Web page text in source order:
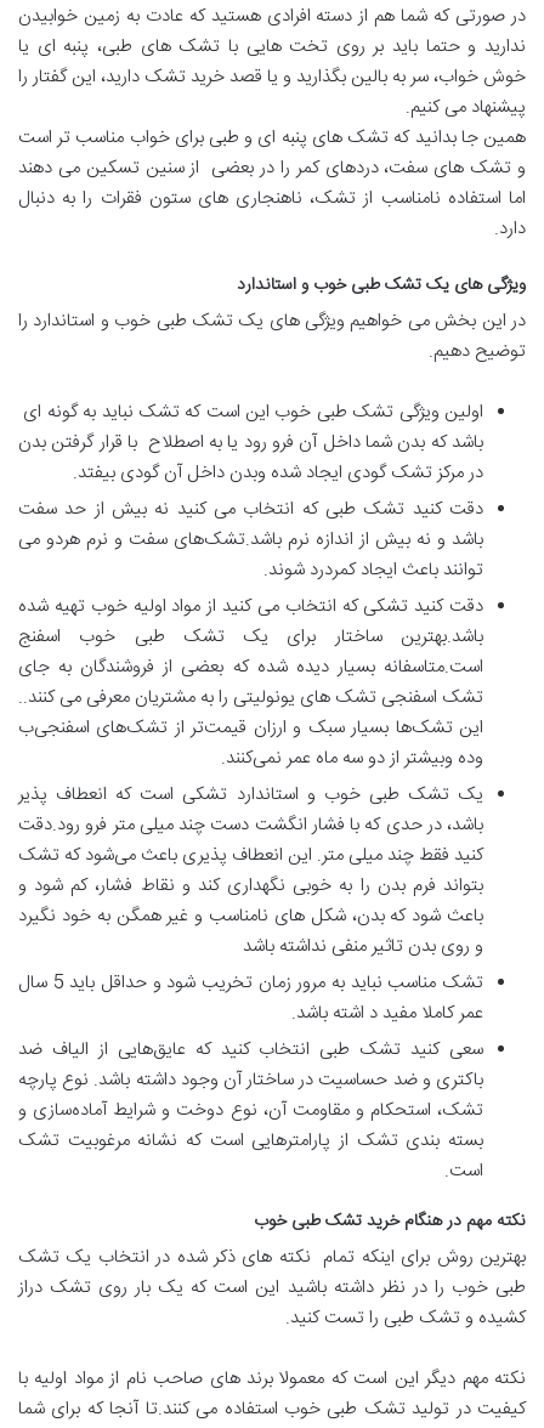
در صورتی که شما هم از دسته افرادی هستید که عادت به زمین خوابیدن
ندارید و حتما باید بر روی تخت هایی با تشک های طبی، پنبه ای یا
خوش خواب، سر به بالین بگذارید و یا قصد خرید تشک دارید، این گفتار را
پیشنهاد می کنیم.
همین جا بدانید که تشک های پنبه ای و طبی برای خواب مناسب تر است
و تشک های سفت، دردهای کمر را در بعضی از سنین تسکین می دهند
اما استفاده نامناسب از تشک، ناهنجاری های ستون فقرات را به دنبال
دارد.
ویژگی های یک تشک طبی خوب و استاندارد
در این بخش می خواهیم ویژگی های یک تشک طبی خوب و استاندارد را
توضیح دهیم.
اولین ویژگی تشک طبی خوب این است که تشک نباید به گونه ای
باشد که بدن شما داخل آن فرو رود یا به اصطلاح با قرار گرفتن بدن
در مرکز تشک گودی ایجاد شده وبدن داخل آن گودی بیفتد.
دقت کنید تشک طبی که انتخاب می کنید نه بیش از حد سفت
باشد و نه بیش از اندازه نرم باشد.تشک‌های سفت و نرم هردو می
توانند باعث ایجاد کمردرد شوند.
دقت کنید تشکی که انتخاب می کنید از مواد اولیه خوب تهیه شده
باشد.بهترین ساختار برای یک تشک طبی خوب اسفنج
است.متاسفانه بسیار دیده شده که بعضی از فروشندگان به جای
تشک اسفنجی تشک های یونولیتی را به مشتریان معرفی می کنند..
این تشک‌ها بسیار سبک و ارزان قیمت‌تر از تشک‌های اسفنجی‌ب
وده وبیشتر از دو سه ماه عمر نمی‌کنند.
یک تشک طبی خوب و استاندارد تشکی است که انعطاف پذیر
باشد، در حدی که با فشار انگشت دست چند میلی متر فرو رود.دقت
کنید فقط چند میلی متر. این انعطاف پذیری باعث می‌شود که تشک
بتواند فرم بدن را به خوبی نگهداری کند و نقاط فشار، کم شود و
باعث شود که بدن، شکل های نامناسب و غیر همگن به خود نگیرد
و روی بدن تاثیر منفی نداشته باشد
تشک مناسب نباید به مرور زمان تخریب شود و حداقل باید 5 سال
عمر کاملا مفید د اشته باشد.
سعی کنید تشک طبی انتخاب کنید که عایق‌هایی از الیاف ضد
باکتری و ضد حساسیت در ساختار آن وجود داشته باشد. نوع پارچه
تشک، استحکام و مقاومت آن، نوع دوخت و شرایط آماده‌سازی و
بسته ‌بندی تشک از پارامترهایی است که نشانه مرغوبیت تشک
است.
نکته مهم در هنگام خرید تشک طبی خوب
بهترین روش برای اینکه تمام نکته های ذکر شده در انتخاب یک تشک
طبی خوب را در نظر داشته باشید این است که یک بار روی تشک دراز
کشیده و تشک طبی را تست کنید.
نکته مهم دیگر این است که معمولا برند های صاحب نام از مواد اولیه با
کیفیت در تولید تشک طبی خوب استفاده می کنند.تا آنجا که برای شما